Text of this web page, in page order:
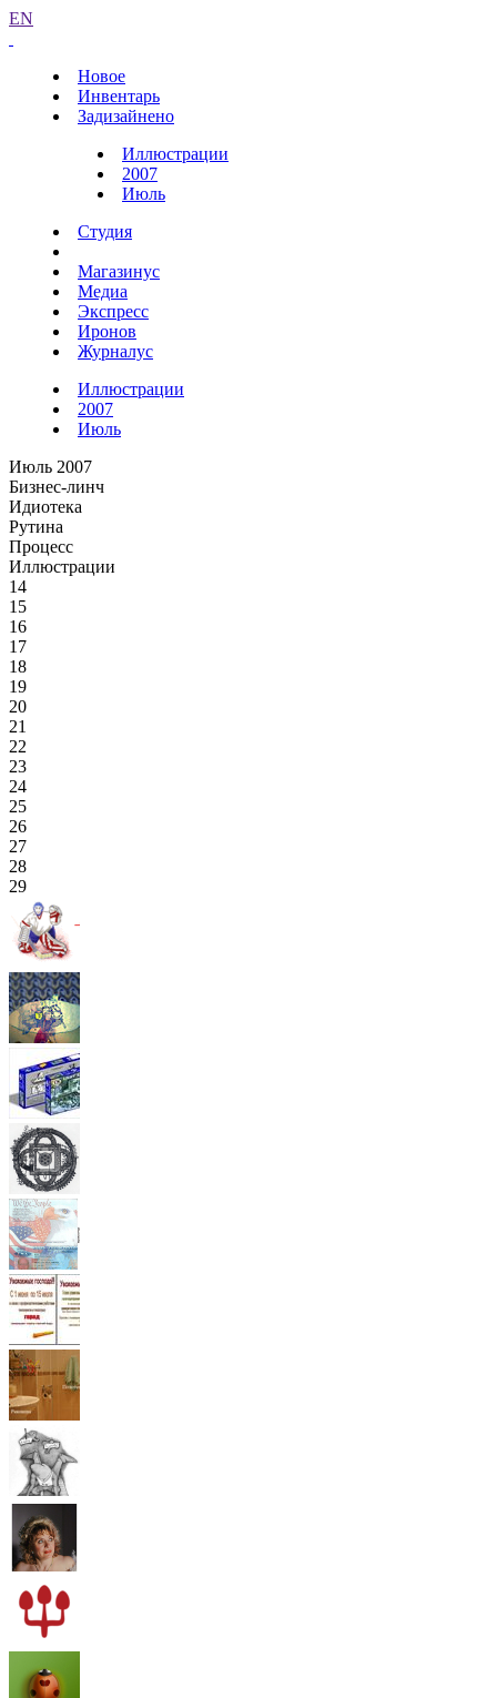
EN
Новое
Инвентарь
Задизайнено
Иллюстрации
2007
Июль
Студия
Магазинус
Медиа
Экспресс
Иронов
Журналус
Иллюстрации
2007
Июль
Июль 2007
Бизнес-линч
Идиотека
Рутина
Процесс
Иллюстрации
14
15
16
17
18
19
20
21
22
23
24
25
26
27
28
29